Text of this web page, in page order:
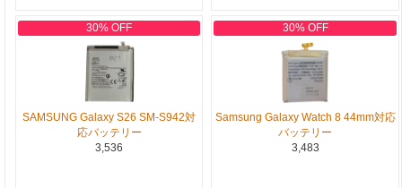
30% OFF
SAMSUNG Galaxy S26 SM-S942対
応バッテリー
3,536
30% OFF
Samsung Galaxy Watch 8 44mm対応
バッテリー
3,483